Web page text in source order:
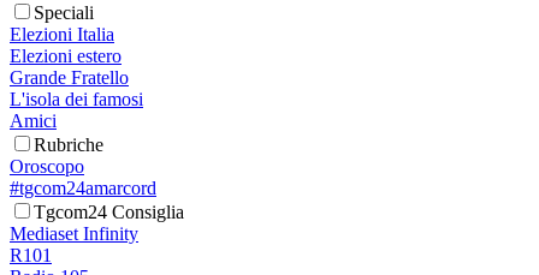
Speciali
Elezioni Italia
Elezioni estero
Grande Fratello
L'isola dei famosi
Amici
Rubriche
Oroscopo
#tgcom24amarcord
Tgcom24 Consiglia
Mediaset Infinity
R101